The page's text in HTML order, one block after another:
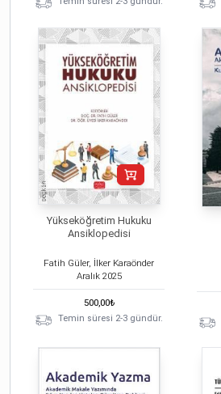
Yükseköğretim Hukuku
Ansiklopedisi
Fatih Güler, İlker Karaönder
Aralık 2025
500,00₺
Temin süresi 2-3 gündür.